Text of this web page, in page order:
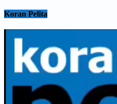
Koran Pelita